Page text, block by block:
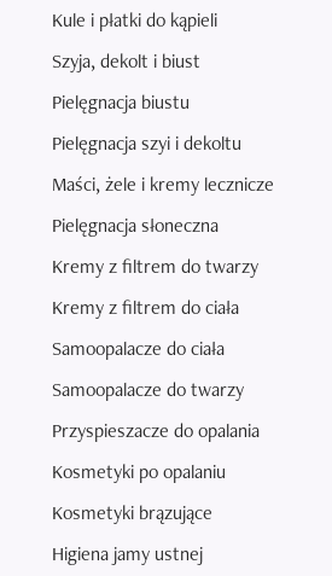
Kule i płatki do kąpieli
Szyja, dekolt i biust
Pielęgnacja biustu
Pielęgnacja szyi i dekoltu
Maści, żele i kremy lecznicze
Pielęgnacja słoneczna
Kremy z filtrem do twarzy
Kremy z filtrem do ciała
Samoopalacze do ciała
Samoopalacze do twarzy
Przyspieszacze do opalania
Kosmetyki po opalaniu
Kosmetyki brązujące
Higiena jamy ustnej